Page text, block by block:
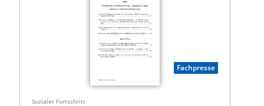
Fachpresse
Sozialer Fortschritt